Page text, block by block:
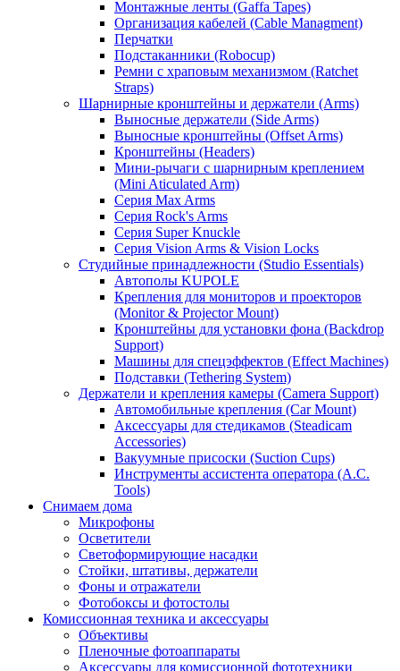
Монтажные ленты (Gaffa Tapes)
Организация кабелей (Cable Managment)
Перчатки
Подстаканники (Robocup)
Ремни с храповым механизмом (Ratchet
Straps)
Шарнирные кронштейны и держатели (Arms)
Выносные держатели (Side Arms)
Выносные кронштейны (Offset Arms)
Кронштейны (Headers)
Мини-рычаги с шарнирным креплением
(Mini Aticulated Arm)
Серия Max Arms
Серия Rock's Arms
Серия Super Knuckle
Серия Vision Arms & Vision Locks
Студийные принадлежности (Studio Essentials)
Автополы KUPOLE
Крепления для мониторов и проекторов
(Monitor & Projector Mount)
Кронштейны для установки фона (Backdrop
Support)
Машины для спецэффектов (Effect Machines)
Подставки (Tethering System)
Держатели и крепления камеры (Camera Support)
Автомобильные крепления (Car Mount)
Аксессуары для стедикамов (Steadicam
Accessories)
Вакуумные присоски (Suction Cups)
Инструменты ассистента оператора (A.C.
Tools)
Снимаем дома
Микрофоны
Осветители
Светоформирующие насадки
Стойки, штативы, держатели
Фоны и отражатели
Фотобоксы и фотостолы
Комиссионная техника и аксессуары
Объективы
Пленочные фотоаппараты
Аксессуары для комиссионной фототехники